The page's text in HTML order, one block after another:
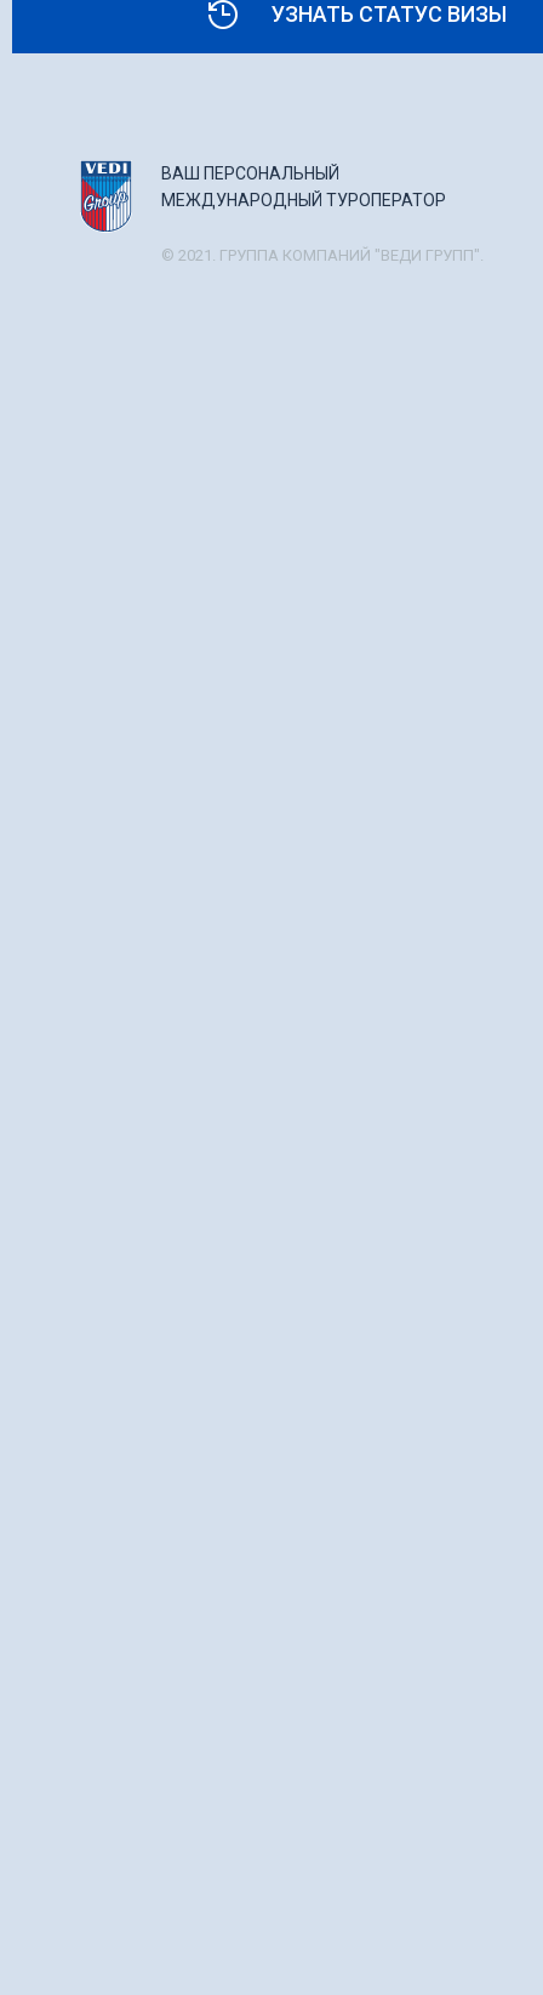
УЗНАТЬ СТАТУС ВИЗЫ
ВАШ ПЕРСОНАЛЬНЫЙ
МЕЖДУНАРОДНЫЙ ТУРОПЕРАТОР
© 2021. ГРУППА КОМПАНИЙ "ВЕДИ ГРУПП".